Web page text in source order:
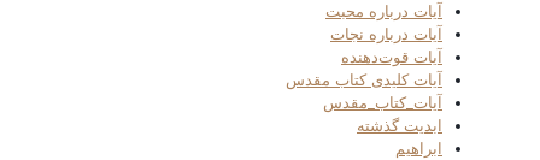
آیات درباره محبت
آیات درباره نجات
آیات قوت‌دهنده
آیات کلیدی کتاب مقدس
آیات_کتاب_مقدس
ابدیت گذشته
ابراهیم